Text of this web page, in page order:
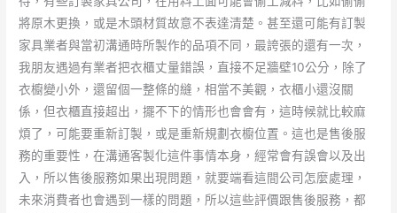
將原木更換，或是木頭材質故意不表達清楚。甚至還可能有訂製
家具業者與當初溝通時所製作的品項不同，最誇張的還有一次，
我朋友遇過有業者把衣櫃丈量錯誤，直接不足牆壁10公分，除了
衣櫥變小外，還留個一整條的縫，相當不美觀，衣櫃小還沒關
係，但衣櫃直接超出，擺不下的情形也會會有，這時候就比較麻
煩了，可能要重新訂製，或是重新規劃衣櫥位置。這也是售後服
務的重要性，在溝通客製化這件事情本身，經常會有誤會以及出
入，所以售後服務如果出現問題，就要端看這間公司怎麼處理，
未來消費者也會遇到一樣的問題，所以這些評價跟售後服務，都